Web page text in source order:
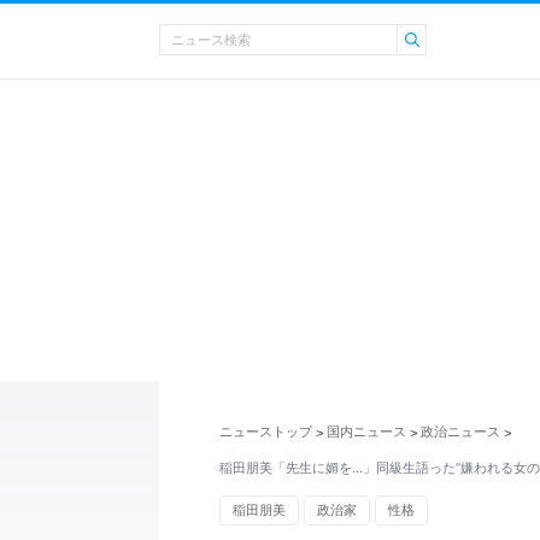
ニューストップ > 国内ニュース > 政治ニュース >
稲田朋美「先生に媚を…」同級生語った“嫌われる女
稲田朋美 政治家 性格